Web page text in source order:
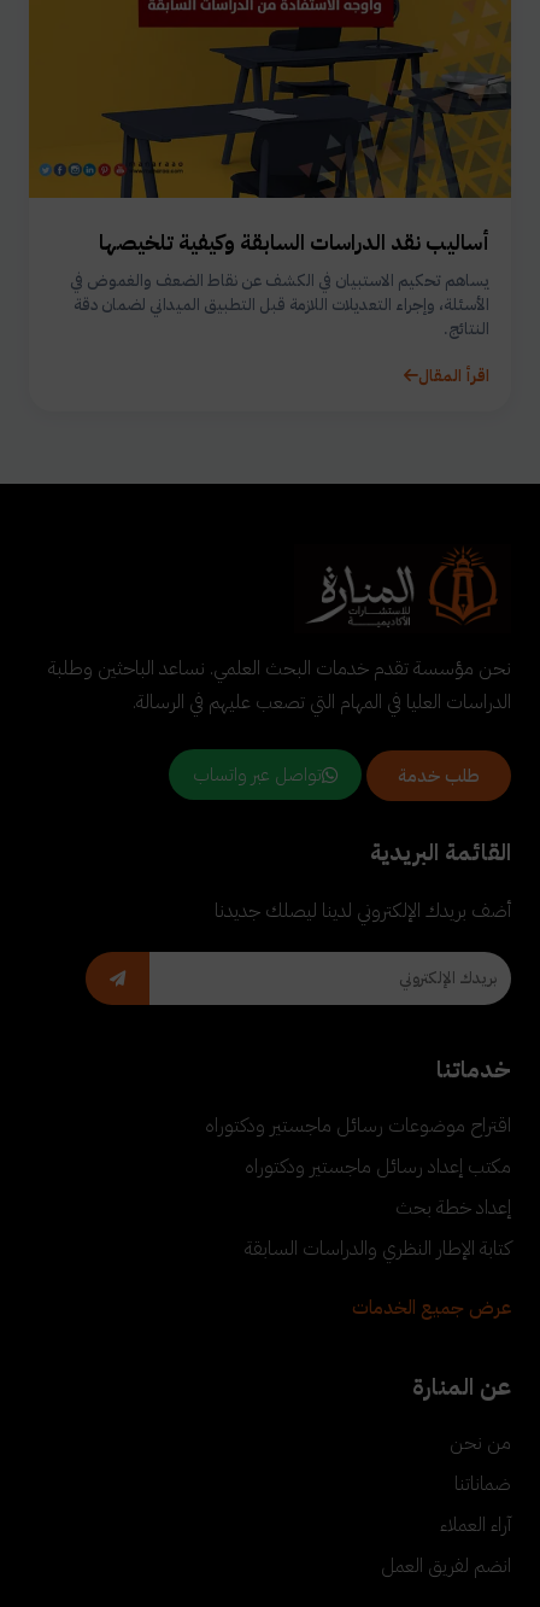
أساليب نقد الدراسات السابقة وكيفية تلخيصها
يساهم تحكيم الاستبيان في الكشف عن نقاط الضعف والغموض في
الأسئلة، وإجراء التعديلات اللازمة قبل التطبيق الميداني لضمان دقة
النتائج.
اقرأ المقال
نحن مؤسسة تقدم خدمات البحث العلمي. نساعد الباحثين وطلبة
الدراسات العليا في المهام التي تصعب عليهم في الرسالة.
طلب خدمة تواصل عبر واتساب
القائمة البريدية
أضف بريدك الإلكتروني لدينا ليصلك جديدنا
خدماتنا
اقتراح موضوعات رسائل ماجستير ودكتوراه
مكتب إعداد رسائل ماجستير ودكتوراه
إعداد خطة بحث
كتابة الإطار النظري والدراسات السابقة
عرض جميع الخدمات
عن المنارة
من نحن
ضماناتنا
آراء العملاء
انضم لفريق العمل